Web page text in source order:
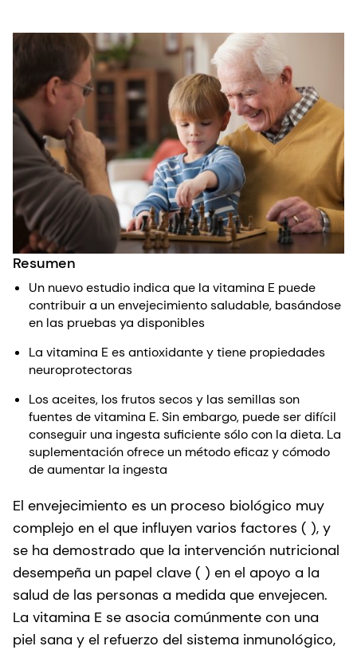
Resumen
Un nuevo estudio indica que la vitamina E puede
contribuir a un envejecimiento saludable, basándose
en las pruebas ya disponibles
La vitamina E es antioxidante y tiene propiedades
neuroprotectoras
Los aceites, los frutos secos y las semillas son
fuentes de vitamina E. Sin embargo, puede ser difícil
conseguir una ingesta suficiente sólo con la dieta. La
suplementación ofrece un método eficaz y cómodo
de aumentar la ingesta
El envejecimiento es un proceso biológico muy
complejo en el que influyen varios factores ( ), y
se ha demostrado que la intervención nutricional
desempeña un papel clave ( ) en el apoyo a la
salud de las personas a medida que envejecen.
La vitamina E se asocia comúnmente con una
piel sana y el refuerzo del sistema inmunológico,